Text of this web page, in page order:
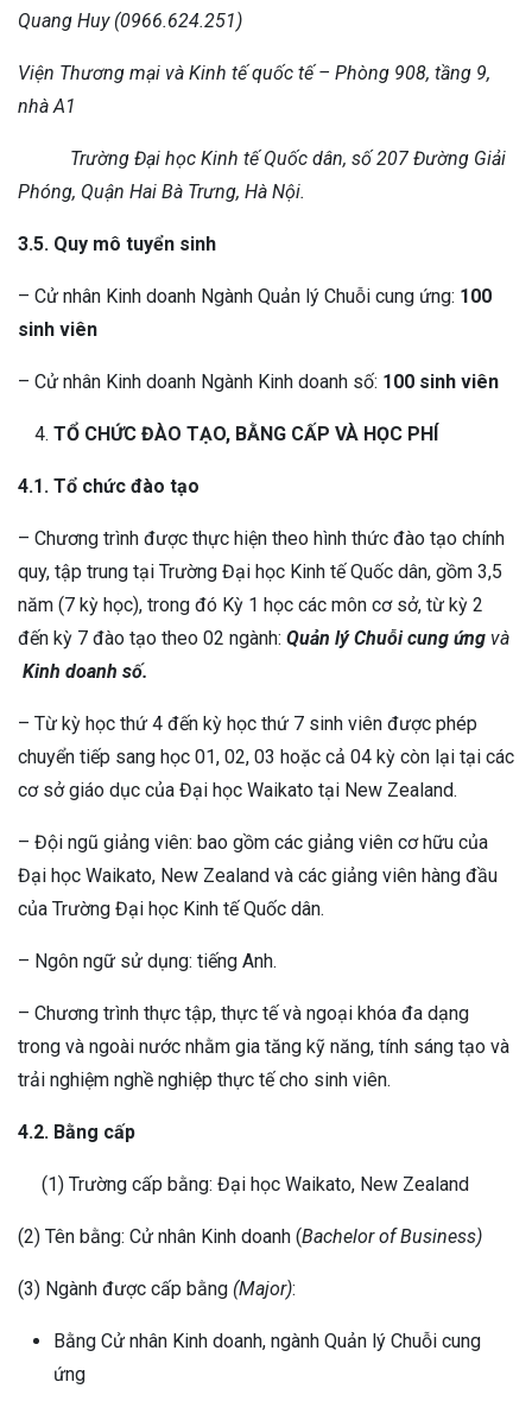
Quang Huy (0966.624.251)
Viện Thương mại và Kinh tế quốc tế – Phòng 908, tầng 9,
nhà A1
Trường Đại học Kinh tế Quốc dân, số 207 Đường Giải
Phóng, Quận Hai Bà Trưng, Hà Nội.
3.5. Quy mô tuyển sinh
– Cử nhân Kinh doanh Ngành Quản lý Chuỗi cung ứng: 100
sinh viên
– Cử nhân Kinh doanh Ngành Kinh doanh số: 100 sinh viên
TỔ CHỨC ĐÀO TẠO, BẰNG CẤP VÀ HỌC PHÍ
4.1. Tổ chức đào tạo
– Chương trình được thực hiện theo hình thức đào tạo chính
quy, tập trung tại Trường Đại học Kinh tế Quốc dân, gồm 3,5
năm (7 kỳ học), trong đó Kỳ 1 học các môn cơ sở, từ kỳ 2
đến kỳ 7 đào tạo theo 02 ngành: Quản lý Chuỗi cung ứng và
Kinh doanh số.
– Từ kỳ học thứ 4 đến kỳ học thứ 7 sinh viên được phép
chuyển tiếp sang học 01, 02, 03 hoặc cả 04 kỳ còn lại tại các
cơ sở giáo dục của Đại học Waikato tại New Zealand.
– Đội ngũ giảng viên: bao gồm các giảng viên cơ hữu của
Đại học Waikato, New Zealand và các giảng viên hàng đầu
của Trường Đại học Kinh tế Quốc dân.
– Ngôn ngữ sử dụng: tiếng Anh.
– Chương trình thực tập, thực tế và ngoại khóa đa dạng
trong và ngoài nước nhằm gia tăng kỹ năng, tính sáng tạo và
trải nghiệm nghề nghiệp thực tế cho sinh viên.
4.2. Bằng cấp
(1) Trường cấp bằng: Đại học Waikato, New Zealand
(2) Tên bằng: Cử nhân Kinh doanh (Bachelor of Business)
(3) Ngành được cấp bằng (Major):
Bằng Cử nhân Kinh doanh, ngành Quản lý Chuỗi cung
ứng